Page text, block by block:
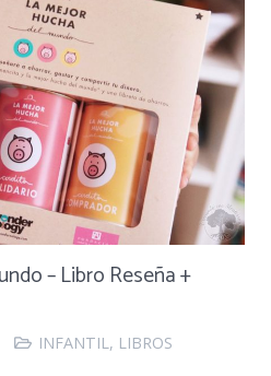
– Libro Reseña +
INFANTIL, LIBROS